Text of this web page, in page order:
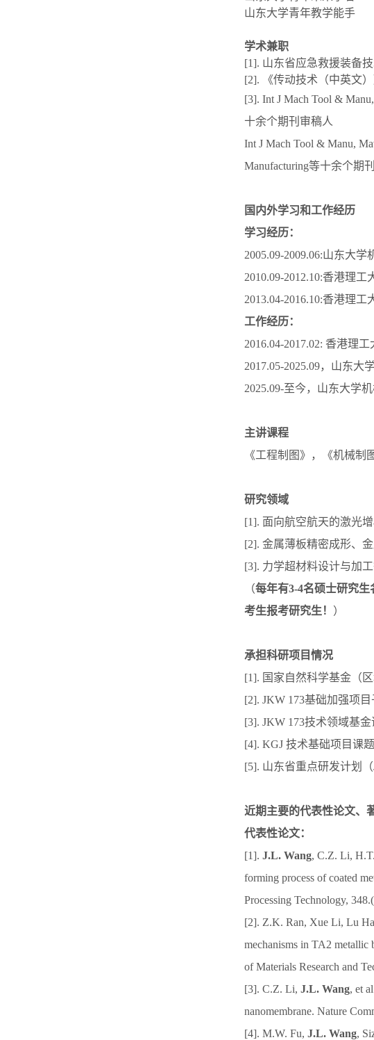
山东大学青年教学能手
学术兼职
[1]. 山东省应急救援装备
[2]. 《传动技术（中英文
[3]. Int J Mach Tool &
十余个期刊审稿人
Int J Mach Tool & Manu,
Manufacturing等十余个期
国内外学习和工作经历
学习经历：
2005.09-2009.06:山东大
2010.09-2012.10:香港理工
2013.04-2016.10:香港理
工作经历：
2016.04-2017.02: 香港理
2017.05-2025.09，山东大
2025.09-至今，山东大学
主讲课程
《工程制图》，《机械
研究领域
[1]. 面向航空航天的激光
[2]. 金属薄板精密成形、
[3]. 力学超材料设计与加
（每年有3-4名硕士研究
考生报考研究生！ ）
承担科研项目情况
[1]. 国家自然科学基金（
[2]. JKW 173基础加强项
[3]. JKW 173技术领域基
[4]. KGJ 技术基础项目课
[5]. 山东省重点研发计划
近期主要的代表性论文、
代表性论文：
[1]. J.L. Wang, C.Z. Li,
forming process of coated
Processing Technology,
[2]. Z.K. Ran, Xue Li, Lu
mechanisms in TA2 metallic
of Materials Research and
[3]. C.Z. Li, J.L. Wang, et
nanomembrane. Nature
[4]. M.W. Fu, J.L. Wang,